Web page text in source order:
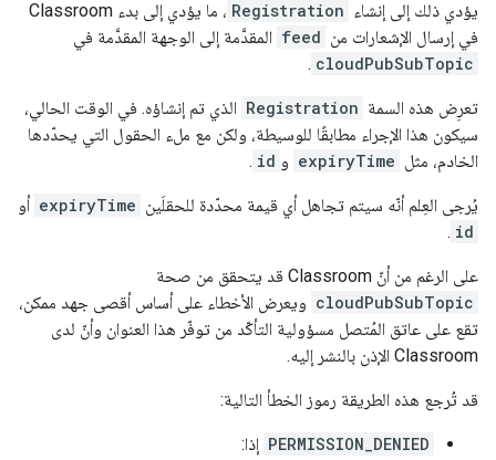
يؤدي ذلك إلى إنشاء Registration
، ما يؤدي إلى بدء Classroom
في إرسال الإشعارات من feed المقدَّمة إلى الوجهة المقدَّمة في
cloudPubSubTopic
.
تعرِض هذه السمة Registration الذي تم إنشاؤه. في الوقت الحالي،
سيكون هذا الإجراء مطابقًا للوسيطة، ولكن مع ملء الحقول التي يحدّدها
الخادم، مثل expiryTime و id
.
يُرجى العِلم أنّه سيتم تجاهل أي قيمة محدّدة للحقلَين expiryTime أو
id
.
على الرغم من أنّ Classroom قد يتحقق من صحة
cloudPubSubTopic ويعرض الأخطاء على أساس أقصى جهد ممكن،
تقع على عاتق المُتصل مسؤولية التأكّد من توفّر هذا العنوان وأنّ لدى
Classroom الإذن بالنشر إليه.
قد تُرجع هذه الطريقة رموز الخطأ التالية:
PERMISSION_DENIED إذا: